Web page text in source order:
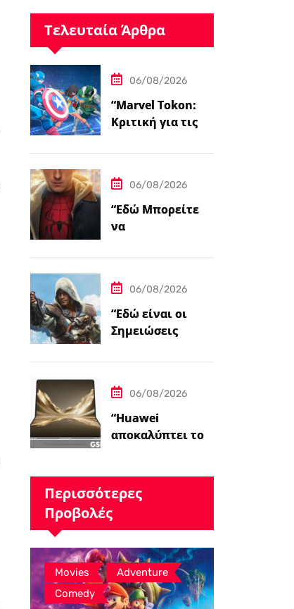
Τελευταία Άρθρα
06/08/2026
“Marvel Tokon:
Κριτική για τις
Ψυχές”
06/08/2026
“Εδώ Μπορείτε
να
το Spider-Man:
σε 4K και Blu-
Ray”
06/08/2026
“Εδώ είναι οι
Σημειώσεις
το Assassin’s
Resynced…
06/08/2026
“Huawei
αποκαλύπτει το
Ειδήσεις
GSMArena.com”
Περισσότερες
Προβολές
Movies , Adventure ,
Comedy